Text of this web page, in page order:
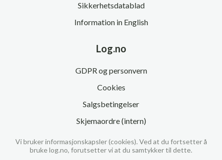
Sikkerhetsdatablad
Information in English
Log.no
GDPR og personvern
Cookies
Salgsbetingelser
Skjemaordre (intern)
Vi bruker informasjonskapsler (cookies). Ved at du fortsetter å
bruke log.no, forutsetter vi at du samtykker til dette.